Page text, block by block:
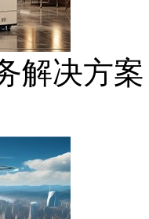
解决方案